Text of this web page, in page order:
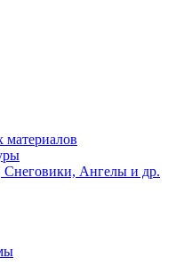
материалов
Ангелы и др.